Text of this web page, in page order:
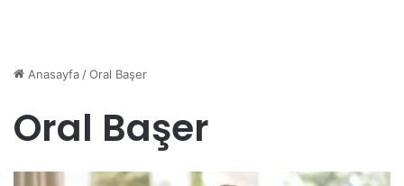
Anasayfa/Oral Başer
Oral Başer